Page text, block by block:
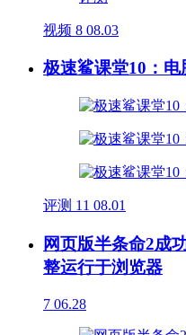
视频 8 08.03
极速鲨课堂10：电
评测 11 08.01
网页版半条命2成
整运行于浏览器
7 06.28